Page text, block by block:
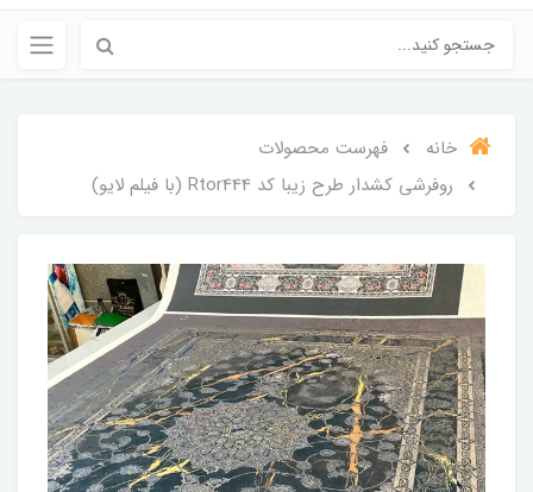
خانه
فهرست محصولات
روفرشی کشدار طرح زیبا کد Rtor444 (با فیلم لایو)